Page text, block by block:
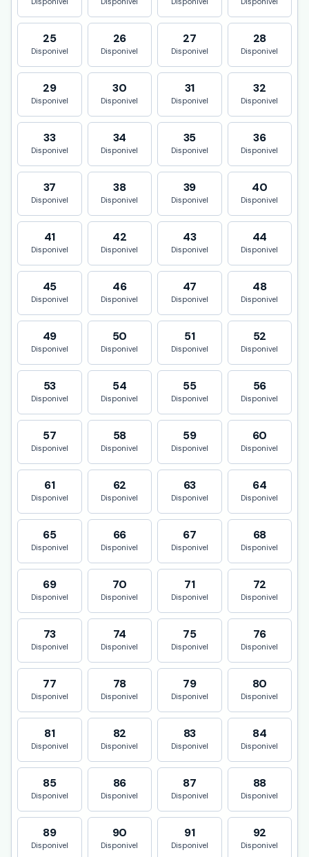
25
Disponivel
26
Disponivel
27
Disponivel
28
Disponivel
29
Disponivel
30
Disponivel
31
Disponivel
32
Disponivel
33
Disponivel
34
Disponivel
35
Disponivel
36
Disponivel
37
Disponivel
38
Disponivel
39
Disponivel
40
Disponivel
41
Disponivel
42
Disponivel
43
Disponivel
44
Disponivel
45
Disponivel
46
Disponivel
47
Disponivel
48
Disponivel
49
Disponivel
50
Disponivel
51
Disponivel
52
Disponivel
53
Disponivel
54
Disponivel
55
Disponivel
56
Disponivel
57
Disponivel
58
Disponivel
59
Disponivel
60
Disponivel
61
Disponivel
62
Disponivel
63
Disponivel
64
Disponivel
65
Disponivel
66
Disponivel
67
Disponivel
68
Disponivel
69
Disponivel
70
Disponivel
71
Disponivel
72
Disponivel
73
Disponivel
74
Disponivel
75
Disponivel
76
Disponivel
77
Disponivel
78
Disponivel
79
Disponivel
80
Disponivel
81
Disponivel
82
Disponivel
83
Disponivel
84
Disponivel
85
Disponivel
86
Disponivel
87
Disponivel
88
Disponivel
89
Disponivel
90
Disponivel
91
Disponivel
92
Disponivel